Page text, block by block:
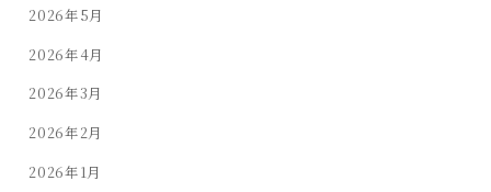
2026年5月
2026年4月
2026年3月
2026年2月
2026年1月